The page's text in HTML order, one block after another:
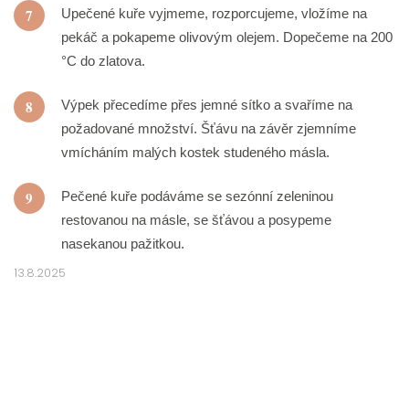
13.8.2025
7
Upečené kuře vyjmeme, rozporcujeme, vložíme na
pekáč a pokapeme olivovým olejem. Dopečeme na 200
°C do zlatova.
8
Výpek přecedíme přes jemné sítko a svaříme na
požadované množství. Šťávu na závěr zjemníme
vmícháním malých kostek studeného másla.
9
Pečené kuře podáváme se sezónní zeleninou
restovanou na másle, se šťávou a posypeme
nasekanou pažitkou.